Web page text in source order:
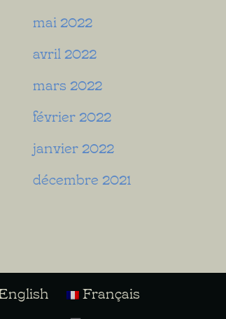
mai 2022
avril 2022
mars 2022
février 2022
janvier 2022
décembre 2021
Français